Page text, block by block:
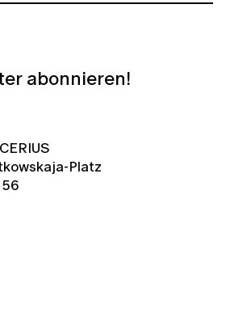
abonnieren!
Platz